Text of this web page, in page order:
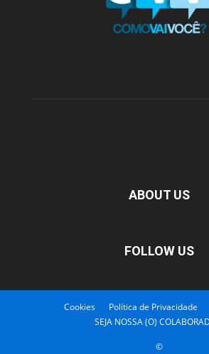
ABOUT US
FOLLOW US
Cookies Política de Privacidade
SEJA NOSSA (O)
©